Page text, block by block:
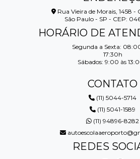
Rua Vieira de Morais, 1458 -
São Paulo - SP - CEP:
HORÁRIO DE
Segunda a Sexta:
17:30h
Sábados: 9:00 às
CONTATO
(11) 5044-5714
(11) 5041-1589
(11) 94896-8282
REDES